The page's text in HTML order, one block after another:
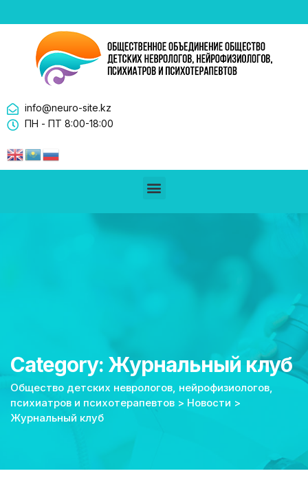
info@neuro-site.kz
ПН - ПТ 8:00-18:00
Category: Журнальный клуб
Общество детских неврологов, нейрофизиологов,
психиатров и психотерапевтов > Новости >
Журнальный клуб